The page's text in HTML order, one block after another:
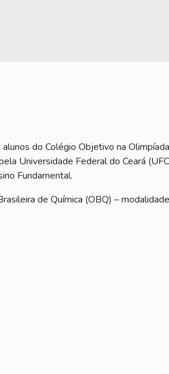
do Colégio Objetivo na
Universidade Federal do Ceará
Fundamental.
de Química (OBQ) –